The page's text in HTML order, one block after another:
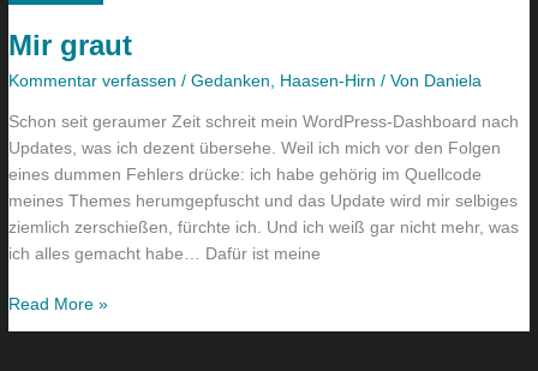
Mir graut
Kommentar verfassen /Gedanken Haasen-Hirn / Von Daniela
Schon seit geraumer Zeit schreit mein WordPress-Dashboard nach
Updates, was ich dezent übersehe. Weil ich mich vor den Folgen
eines dummen Fehlers drücke: ich habe gehörig im Quellcode
meines Themes herumgepfuscht und das Update wird mir selbiges
ziemlich zerschießen, fürchte ich. Und ich weiß gar nicht mehr, was
ich alles gemacht habe… Dafür ist meine
Read More »